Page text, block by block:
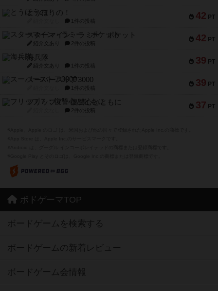
42 PT
とうほうの！
1件の投稿
42 PT
スターマイン・ラミー ポケット
紹介文あり 2件の投稿
39 PT
海兵隊
紹介文あり 1件の投稿
39 PT
スーパーストア3000
1件の投稿
37 PT
フリップ７：復讐心とともに
2件の投稿
ボドゲーマTOP
ボードゲームを検索する
ボードゲームの新着レビュー
ボードゲーム会情報